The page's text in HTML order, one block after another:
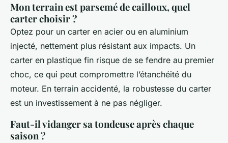
Mon terrain est parsemé de cailloux, quel
carter choisir ?
Optez pour un carter en acier ou en aluminium
injecté, nettement plus résistant aux impacts. Un
carter en plastique fin risque de se fendre au premier
choc, ce qui peut compromettre l’étanchéité du
moteur. En terrain accidenté, la robustesse du carter
est un investissement à ne pas négliger.
Faut-il vidanger sa tondeuse après chaque
saison ?